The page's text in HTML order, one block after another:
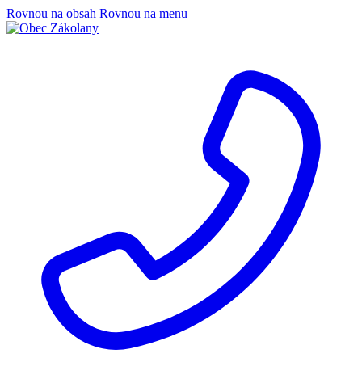
Rovnou na obsah Rovnou na menu